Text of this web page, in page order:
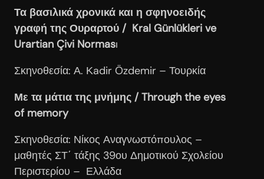
Τα βασιλικά χρονικά και η σφηνοειδής
γραφή της Ουραρτού / Kral Günlükleri ve
Urartian Çivi Norması
Σκηνοθεσία: Α. Κadir Özdemir – Τουρκία
Με τα μάτια της μνήμης / Through theeyes
ofmemory
Σκηνοθεσία: Νίκος Αναγνωστόπουλος –
μαθητές ΣΤ΄ τάξης 39ου Δημοτικού Σχολείου
Περιστερίου – Ελλάδα